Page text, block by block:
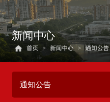
新闻中心
首页 > 新闻中心 > 通知公告
通知公告